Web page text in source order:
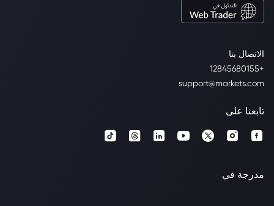
الاتصال بنا
+12845680155
support@markets.com
تابعنا على
مدرجة في